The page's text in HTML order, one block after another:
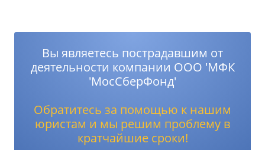
Вы являетесь пострадавшим от
деятельности компании ООО 'МФК
'МосСберФонд'
Обратитесь за помощью к нашим
юристам и мы решим проблему в
кратчайшие сроки!